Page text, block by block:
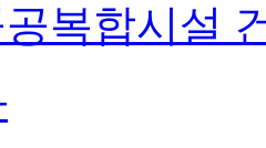
복합시설